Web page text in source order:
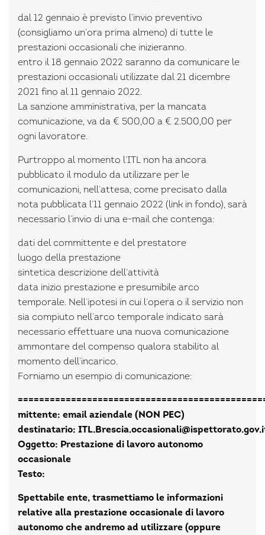
dal 12 gennaio è previsto l’invio preventivo
(consigliamo un’ora prima almeno) di tutte le
prestazioni occasionali che inizieranno.
entro il 18 gennaio 2022 saranno da comunicare le
prestazioni occasionali utilizzate dal 21 dicembre
2021 fino al 11 gennaio 2022.
La sanzione amministrativa, per la mancata
comunicazione, va da € 500,00 a € 2.500,00 per
ogni lavoratore.
Purtroppo al momento l’ITL non ha ancora
pubblicato il modulo da utilizzare per le
comunicazioni, nell’attesa, come precisato dalla
nota pubblicata l’11 gennaio 2022 (link in fondo), sarà
necessario l’invio di una e-mail che contenga:
dati del committente e del prestatore
luogo della prestazione
sintetica descrizione dell’attività
data inizio prestazione e presumibile arco
temporale. Nell’ipotesi in cui l’opera o il servizio non
sia compiuto nell’arco temporale indicato sarà
necessario effettuare una nuova comunicazione
ammontare del compenso qualora stabilito al
momento dell’incarico.
Forniamo un esempio di comunicazione:
mittente: email aziendale (NON PEC)
destinatario:
Oggetto: Prestazione di lavoro autonomo
occasionale
Testo:
Spettabile ente, trasmettiamo le informazioni
relative alla prestazione occasionale di lavoro
autonomo che andremo ad utilizzare (oppure